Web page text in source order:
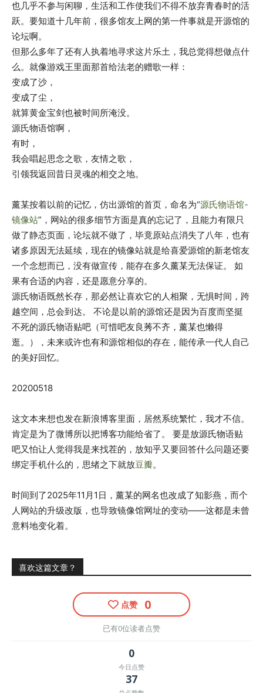
也几乎不参与闲聊，生活和工作使我们不得不放弃青春时的活
跃。要知道十几年前，很多馆友上网的第一件事就是开源馆的
论坛啊。
但那么多年了还有人执着地寻求这片乐土，我总觉得想做点什
么。就像游戏王里面那首给法老的赠歌一样：
变成了沙，
变成了尘，
就算黄金宝剑也被时间所淹没。
源氏物语馆啊，
有时，
我会唱起思念之歌，友情之歌，
引领我返回昔日灵魂的相交之地。
薰某按着以前的记忆，仿出源馆的首页，命名为“源氏物语馆-
镜像站”，网站的很多细节方面是真的忘记了，且能力有限只
做了静态页面，论坛就不做了，毕竟原站点消失了八年，也有
诸多原因无法延续，现在的镜像站就是给喜爱源馆的新老馆友
一个念想而已，没有做宣传，能存在多久薰某无法保证。 如
果有合适的内容，还是愿意分享的。
源氏物语既然长存，那必然让喜欢它的人相聚，无惧时间，跨
越空间，总会到达。 不论是以前的源馆还是因为百度而坚挺
不死的源氏物语贴吧（可惜吧友良莠不齐，薰某也懒得
逛。），未来或许也有和源馆相似的存在，能传承一代人自己
的美好回忆。
20200518
这文本来想也发在新浪博客里面，居然系统繁忙，我才不信。
肯定是为了微博所以把博客功能给省了。 要是放源氏物语贴
吧又怕让人觉得我是来找茬的，放知乎又要回答什么问题还要
绑定手机什么的，思绪之下就放豆瓣。
时间到了2025年11月1日，薰某的网名也改成了知影燕，而个
人网站的升级改版，也导致镜像馆网址的变动——这都是未曾
意料地变化着。
喜欢这篇文章？
点赞 0
已有0位读者点赞
0
今日点赞
37